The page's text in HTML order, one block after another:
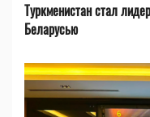
Туркменистан стал
Беларусью